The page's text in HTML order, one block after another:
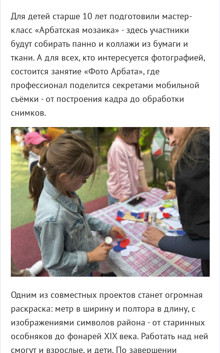
Для детей старше 10 лет подготовили мастер-
класс «Арбатская мозаика» - здесь участники
будут собирать панно и коллажи из бумаги и
ткани. А для всех, кто интересуется фотографией,
состоится занятие «Фото Арбата», где
профессионал поделится секретами мобильной
съёмки - от построения кадра до обработки
снимков.
Одним из совместных проектов станет огромная
раскраска: метр в ширину и полтора в длину, с
изображениями символов района - от старинных
особняков до фонарей XIX века. Работать над ней
смогут и взрослые, и дети. По завершении